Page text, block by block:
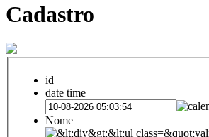
Cadastro
id
date time
Nome